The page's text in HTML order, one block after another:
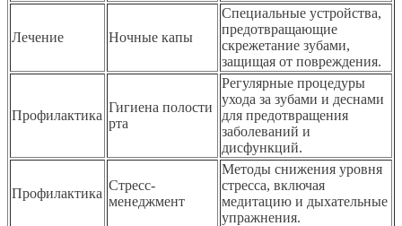
Лечение Ночные капы
Специальные устройства,
предотвращающие
скрежетание зубами,
защищая от повреждения.
Профилактика
Гигиена полости
рта
Регулярные процедуры
ухода за зубами и деснами
для предотвращения
заболеваний и
дисфункций.
Профилактика
Стресс-
менеджмент
Методы снижения уровня
стресса, включая
медитацию и дыхательные
упражнения.